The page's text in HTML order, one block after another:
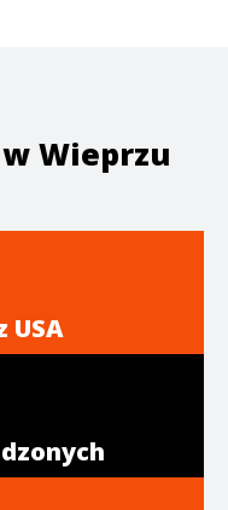
Wieprzu
USA